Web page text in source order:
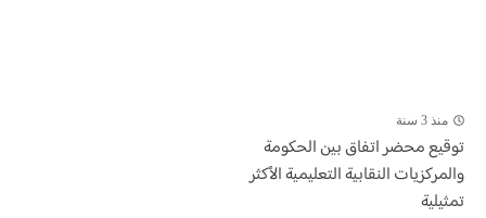
منذ 3 سنة
توقيع محضر اتفاق بين الحكومة
والمركزيات النقابية التعليمية الأكثر
تمثيلية